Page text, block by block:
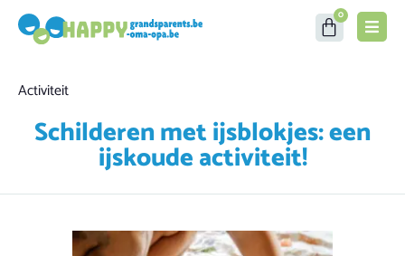
0
Schilderen met ijsblokjes: een
ijskoude activiteit!
Category
Activiteit